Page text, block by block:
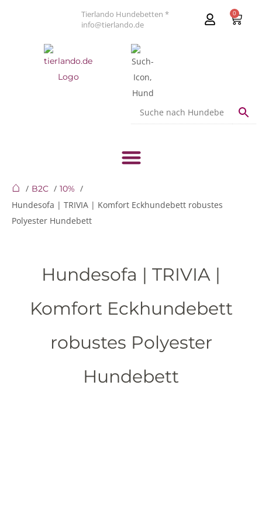
Tierlando Hundebetten *
info@tierlando.de
0
⌂ B2C 10%
Hundesofa | TRIVIA | Komfort Eckhundebett robustes
Polyester Hundebett
Hundesofa | TRIVIA |
Komfort Eckhundebett
robustes Polyester
Hundebett